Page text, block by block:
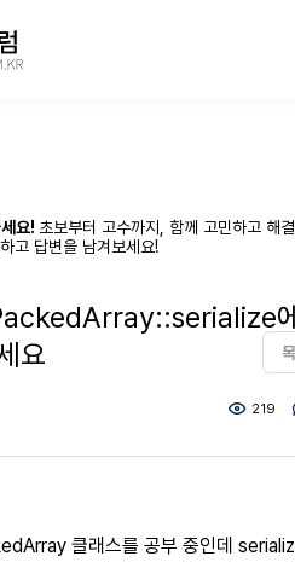
요! 초보부터 고수까지, 함께 고민하고 해
고 답변을 남겨보세요!
요
219
클래스를 공부 중인데